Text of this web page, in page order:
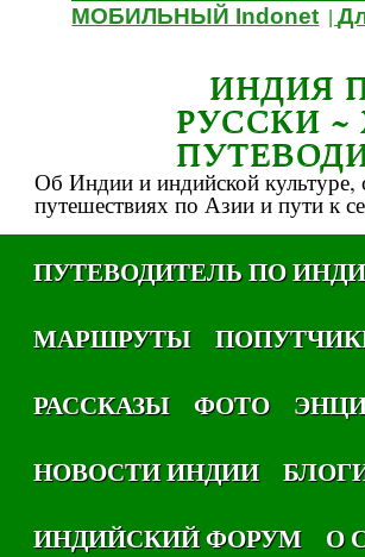
МОБИЛЬНЫЙ Indonet |
ИНДИЯ
РУССКИ
Об Индии и индийской культуре,
путешествиях по Азии и пути к
ПУТЕВОДИТЕЛЬ ПО
МАРШРУТЫ
РАССКАЗЫ
ФОТО
НОВОСТИ ИНДИИ
ИНДИЙСКИЙ ФОРУМ
О